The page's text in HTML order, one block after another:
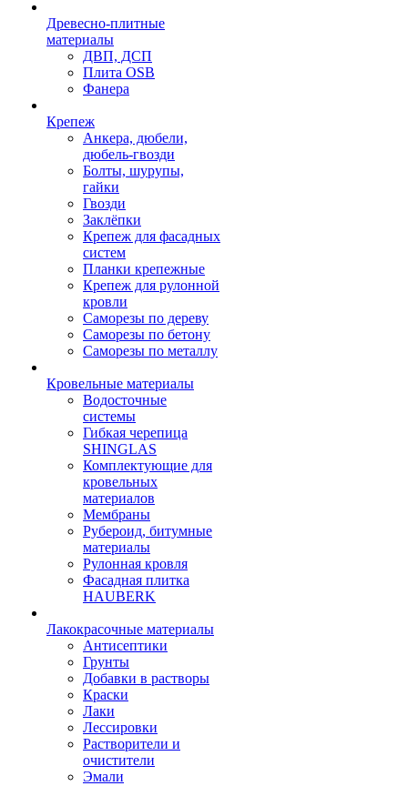
Древесно-плитные
материалы
ДВП, ДСП
Плита OSB
Фанера
Крепеж
Анкера, дюбели,
дюбель-гвозди
Болты, шурупы,
гайки
Гвозди
Заклёпки
Крепеж для фасадных
систем
Планки крепежные
Крепеж для рулонной
кровли
Саморезы по дереву
Саморезы по бетону
Саморезы по металлу
Кровельные материалы
Водосточные
системы
Гибкая черепица
SHINGLAS
Комплектующие для
кровельных
материалов
Мембраны
Рубероид, битумные
материалы
Рулонная кровля
Фасадная плитка
HAUBERK
Лакокрасочные материалы
Антисептики
Грунты
Добавки в растворы
Краски
Лаки
Лессировки
Растворители и
очистители
Эмали